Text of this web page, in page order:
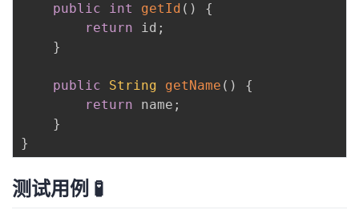
public int getId ( )
{
return id ;
}
public String getName ( )
{
return name ;
}
}
测试用例 🧪